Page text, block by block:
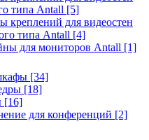
типа Antall [5]
креплений для видеостен
типа Antall [4]
для мониторов Antall [1]
[34]
[18]
[16]
для конференций [2]